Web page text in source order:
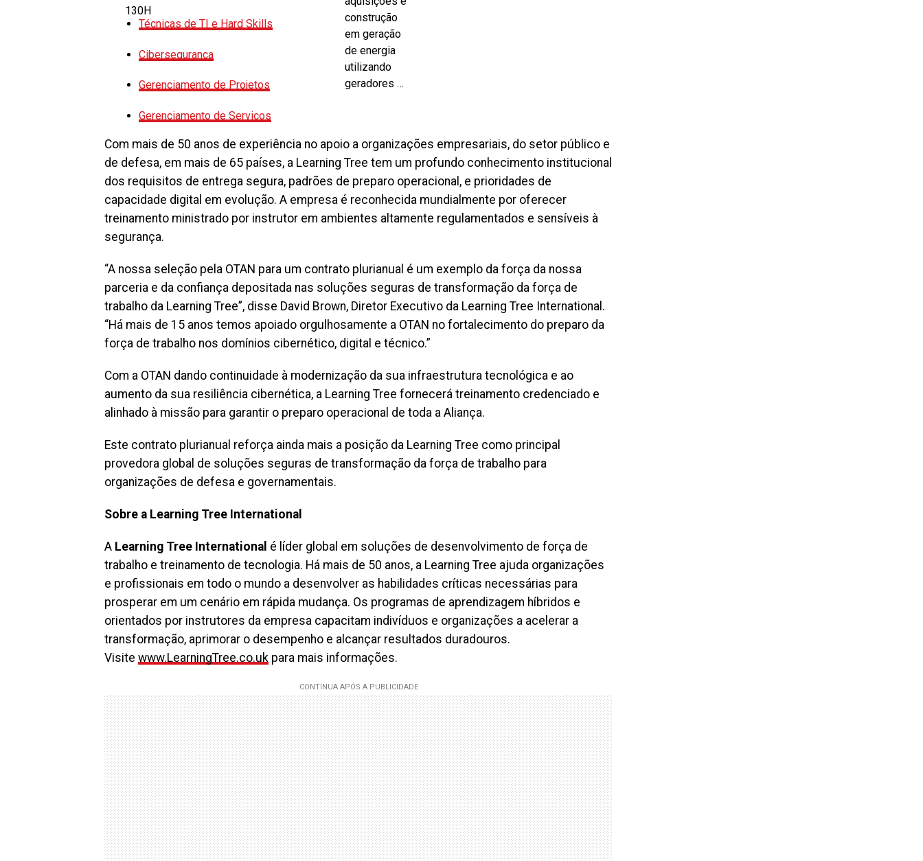
Técnicas de TI e Hard Skills
Cibersegurança
Gerenciamento de Projetos
Gerenciamento de Serviços
Com mais de 50 anos de experiência no apoio a organizações empresariais, do setor público e
de defesa, em mais de 65 países, a Learning Tree tem um profundo conhecimento institucional
dos requisitos de entrega segura, padrões de preparo operacional, e prioridades de
capacidade digital em evolução. A empresa é reconhecida mundialmente por oferecer
treinamento ministrado por instrutor em ambientes altamente regulamentados e sensíveis à
segurança.
“A nossa seleção pela OTAN para um contrato plurianual é um exemplo da força da nossa
parceria e da confiança depositada nas soluções seguras de transformação da força de
trabalho da Learning Tree”, disse David Brown, Diretor Executivo da Learning Tree International.
“Há mais de 15 anos temos apoiado orgulhosamente a OTAN no fortalecimento do preparo da
força de trabalho nos domínios cibernético, digital e técnico.”
Com a OTAN dando continuidade à modernização da sua infraestrutura tecnológica e ao
aumento da sua resiliência cibernética, a Learning Tree fornecerá treinamento credenciado e
alinhado à missão para garantir o preparo operacional de toda a Aliança.
Este contrato plurianual reforça ainda mais a posição da Learning Tree como principal
provedora global de soluções seguras de transformação da força de trabalho para
organizações de defesa e governamentais.
Sobre a Learning Tree International
A Learning Tree International é líder global em soluções de desenvolvimento de força de
trabalho e treinamento de tecnologia. Há mais de 50 anos, a Learning Tree ajuda organizações
e profissionais em todo o mundo a desenvolver as habilidades críticas necessárias para
prosperar em um cenário em rápida mudança. Os programas de aprendizagem híbridos e
orientados por instrutores da empresa capacitam indivíduos e organizações a acelerar a
transformação, aprimorar o desempenho e alcançar resultados duradouros.
Visite www.LearningTree.co.uk para mais informações.